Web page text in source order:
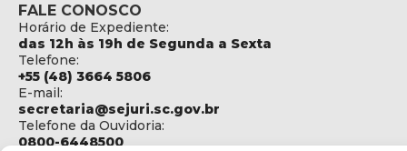
FALE CONOSCO
Horário de Expediente:
das 12h às 19h de Segunda a Sexta
Telefone:
+55 (48) 3664 5806
E-mail:
secretaria@sejuri.sc.gov.br
Telefone da Ouvidoria:
0800-6448500